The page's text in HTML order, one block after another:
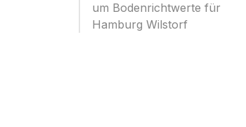
um Bodenrichtwerte für
Hamburg Wilstorf